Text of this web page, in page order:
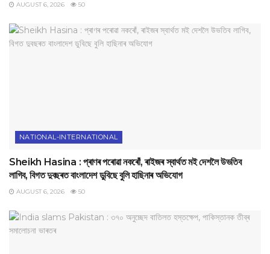
AUGUST 6, 2026 50
NATIONAL-INTERNATIONAL
Sheikh Hasina : প্ৰাণৰ পৰোৱা নকৰোঁ, ৰাইজৰ স্বাৰ্থত মই দেশলৈ উভতিব
লাগিব, বিগত দুবছৰত বাংলাদেশ ডুবিছে বুলি হাছিনাৰ অভিযোগ
AUGUST 6, 2026 50